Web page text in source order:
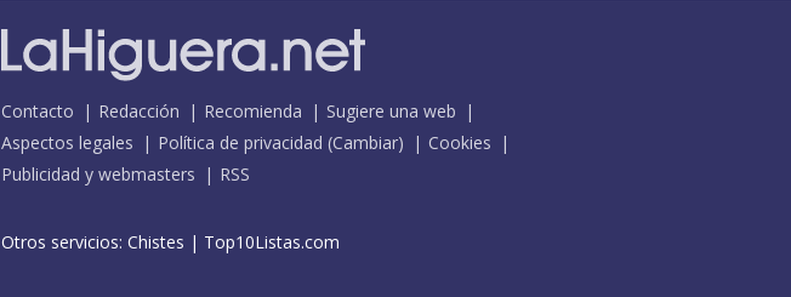
Contacto Redacción Recomienda
Sugiere una web
Aspectos legales
Política de privacidad (Cambiar)
Cookies
Publicidad y webmasters
RSS
Otros servicios: Chistes | Top10Listas.com